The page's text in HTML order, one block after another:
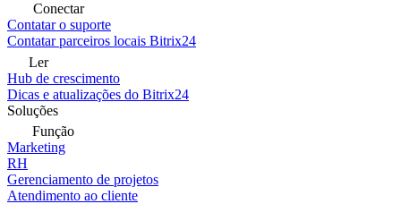
Conectar
Contatar o suporte
Contatar parceiros locais Bitrix24
Ler
Hub de crescimento
Dicas e atualizações do Bitrix24
Soluções
Função
Marketing
RH
Gerenciamento de projetos
Atendimento ao cliente